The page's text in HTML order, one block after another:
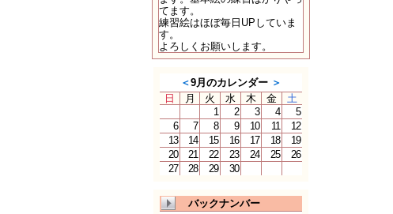
てます。
練習絵はほぼ毎日UPしていま
す。
よろしくお願いします。
＜9月のカレンダー ＞
日
月 火 水 木 金
土
1
2 3 4
5
6
7 8 9 10 11
12
13
14 15 16 17 18
19
20
21 22 23 24 25
26
27
28 29 30
バックナンバー